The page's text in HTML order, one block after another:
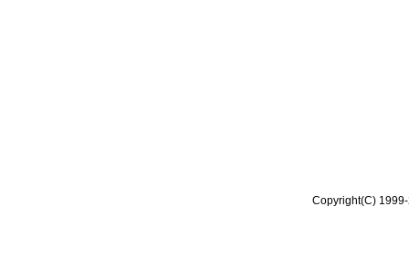
Copyright(C)